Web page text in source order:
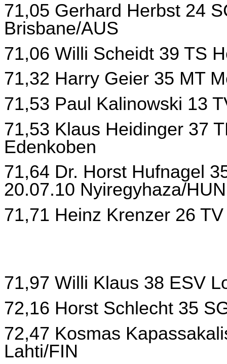
71,05 Gerhard Herbst 24
Brisbane/AUS
71,06 Willi Scheidt 39 TS
71,32 Harry Geier 35 MT
71,53 Paul Kalinowski 13
71,53 Klaus Heidinger 37
Edenkoben
71,64 Dr. Horst Hufnagel
20.07.10 Nyiregyhaza/HUN
71,71 Heinz Krenzer 26
71,97 Willi Klaus 38 ESV
72,16 Horst Schlecht 35
72,47 Kosmas
Lahti/FIN